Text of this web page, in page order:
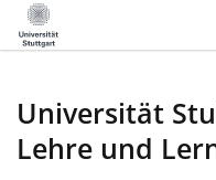
Universität
Lehre und